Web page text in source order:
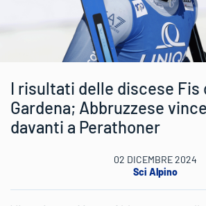
I risultati delle discese Fis
Gardena; Abbruzzese
davanti a Perathoner
02 DICEMBRE 2024
Sci Alpino